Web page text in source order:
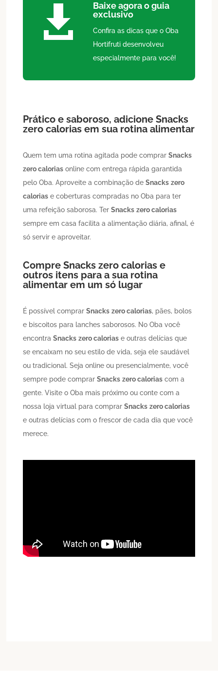

Baixe agora o guia
exclusivo
Confira as dicas que o Oba
Hortifruti desenvolveu
especialmente para você!
Prático e saboroso, adicioneSnacks
zero calorias em sua rotina alimentar
Quem tem uma rotina agitada pode comprarSnacks
zero calorias online com entrega rápida garantida
pelo Oba. Aproveite a combinação deSnacks zero
calorias e coberturas compradas no Oba para ter
uma refeição saborosa. TerSnacks zero calorias
sempre em casa facilita a alimentação diária, afinal, é
só servir e aproveitar.
CompreSnacks zero calorias e
outros itens para a sua rotina
alimentar em um só lugar
É possível comprarSnacks zero calorias, pães, bolos
e biscoitos para lanches saborosos. No Oba você
encontraSnacks zero calorias e outras delícias que
se encaixam no seu estilo de vida, seja ele saudável
ou tradicional. Seja online ou presencialmente, você
sempre pode comprarSnacks zero calorias com a
gente. Visite o Oba mais próximo ou conte com a
nossa loja virtual para comprarSnacks zero calorias
e outras delícias com o frescor de cada dia que você
merece.